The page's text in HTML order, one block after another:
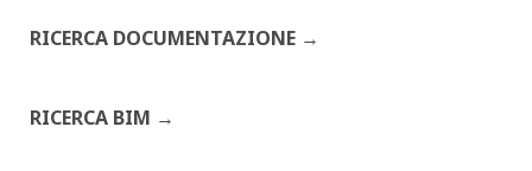
RICERCA DOCUMENTAZIONE
RICERCA BIM